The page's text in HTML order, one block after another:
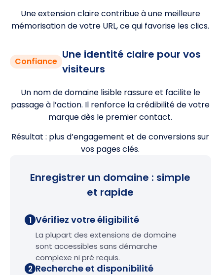
Une extension claire contribue à une meilleure
mémorisation de votre URL, ce qui favorise les clics.
Confiance
Une identité claire pour vos
visiteurs
Un nom de domaine lisible rassure et facilite le
passage à l’action. Il renforce la crédibilité de votre
marque dès le premier contact.
Résultat : plus d’engagement et de conversions sur
vos pages clés.
Enregistrer un domaine : simple
et rapide
1 Vérifiez votre éligibilité
La plupart des extensions de domaine
sont accessibles sans démarche
complexe ni pré requis.
2 Recherche et disponibilité